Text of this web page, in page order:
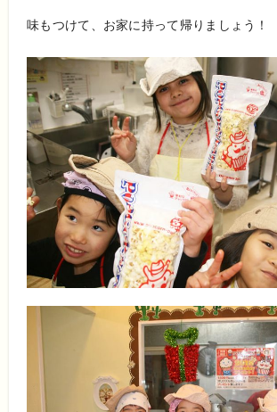
味もつけて、お家に持って帰りましょう！